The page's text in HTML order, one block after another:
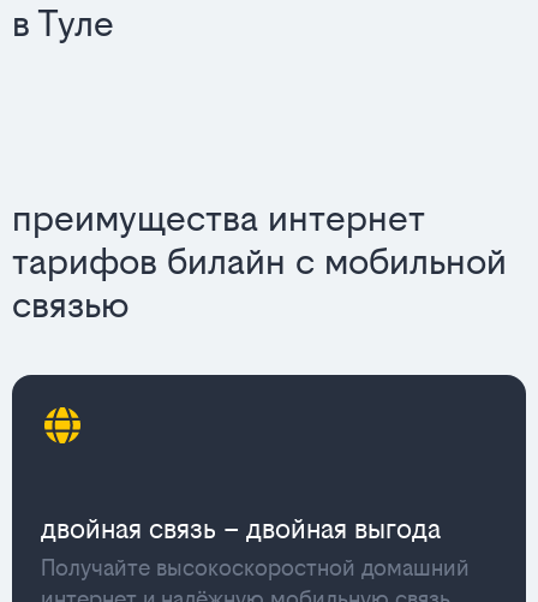
в Туле
преимущества интернет
тарифов билайн с мобильной
связью
двойная связь – двойная выгода
Получайте высокоскоростной домашний